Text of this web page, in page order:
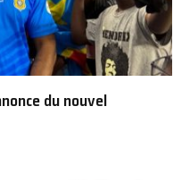
du nouvel